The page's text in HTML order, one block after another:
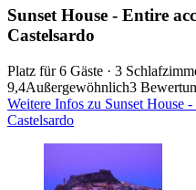
Sunset House - Entire
Castelsardo
Platz für 6 Gäste · 3
9,4Außergewöhnlich3
Weitere Infos zu Sunset House
Castelsardo